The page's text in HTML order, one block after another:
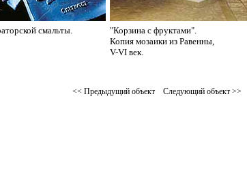
смальты.
"Корзина с фруктами".
Копия мозаики из Равенны,
V-VI век.
<< Предыдущий объект Следующий объект >>